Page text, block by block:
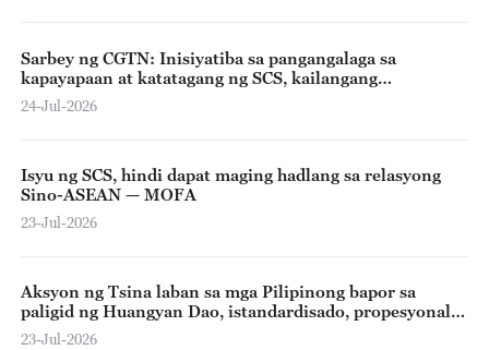
Sarbey ng CGTN: Inisiyatiba sa pangangalaga sa
kapayapaan at katatagang ng SCS, kailangang
mapasakamay ng mga bansa sa rehiyon
24-Jul-2026
Isyu ng SCS, hindi dapat maging hadlang sa relasyong
Sino-ASEAN — MOFA
23-Jul-2026
Aksyon ng Tsina laban sa mga Pilipinong bapor sa
paligid ng Huangyan Dao, istandardisado, propesyonal
at lehitimo – CCG
23-Jul-2026